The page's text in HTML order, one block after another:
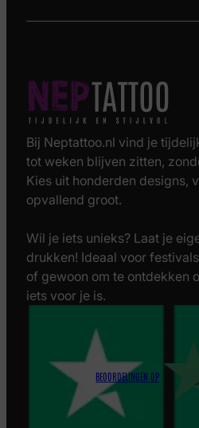
Bij Neptattoo.nl vind je
tot weken blijven zitten,
Kies uit honderden designs,
opvallend groot.
Wil je iets unieks? Laat je
drukken! Ideaal voor
of gewoon om te ontdekken
iets voor je is.
BEOORDELINGEN OP